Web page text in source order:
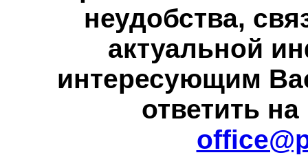
неудобства,
актуальной
интересующим
ответить